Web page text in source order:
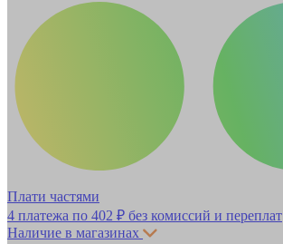
Плати частями
4 платежа по 402 ₽ без комиссий и переплат
Наличие в магазинах